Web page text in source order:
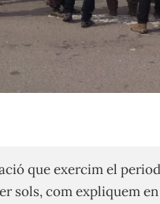
que exercim el
sols, com expliquem